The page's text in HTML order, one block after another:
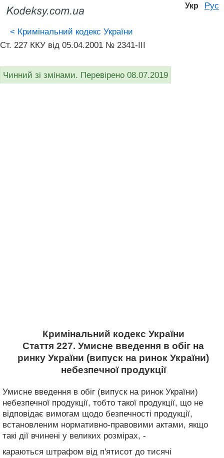
Укр Рус
< Кримінальний кодекс України
Ст. 227 ККУ від 05.04.2001 № 2341-III
Чинний зі змінами. Перевірено 08.07.2019
Кримінальний кодекс України
Стаття 227. Умисне введення в обіг на
ринку України (випуск на ринок України)
небезпечної продукції
Умисне введення в обіг (випуск на ринок України)
небезпечної продукції, тобто такої продукції, що не
відповідає вимогам щодо безпечності продукції,
встановленим нормативно-правовими актами, якщо
такі дії вчинені у великих розмірах, -
караються штрафом від п'ятисот до тисячі